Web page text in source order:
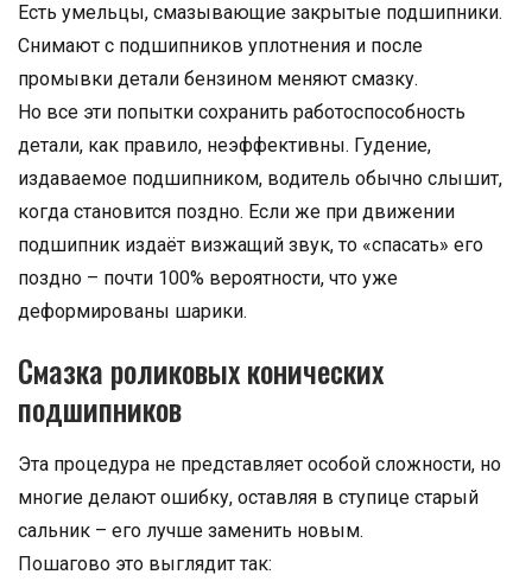
Есть умельцы, смазывающие закрытые подшипники.
Снимают с подшипников уплотнения и после
промывки детали бензином меняют смазку.
Но все эти попытки сохранить работоспособность
детали, как правило, неэффективны. Гудение,
издаваемое подшипником, водитель обычно слышит,
когда становится поздно. Если же при движении
подшипник издаёт визжащий звук, то «спасать» его
поздно – почти 100% вероятности, что уже
деформированы шарики.
Смазка роликовых конических
подшипников
Эта процедура не представляет особой сложности, но
многие делают ошибку, оставляя в ступице старый
сальник – его лучше заменить новым.
Пошагово это выглядит так: